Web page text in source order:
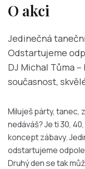
O akci
Jedinečná
Odstartujeme
DJ Michal Tůma
současnost,
Miluješ párty, tanec,
nedáváš? Je ti 30,
koncept zábavy.
odstartujeme
Druhý den se tak